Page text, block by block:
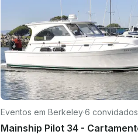
Eventos em Berkeley·6 convidados